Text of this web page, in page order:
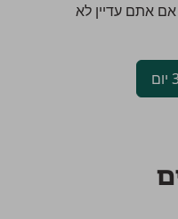
אתם עדיין לא